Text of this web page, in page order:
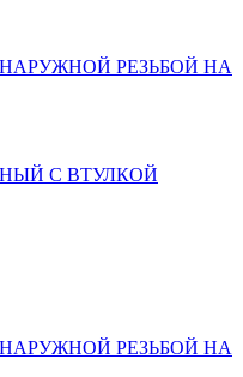
РЕЗЬБОЙ НА
С ВТУЛКОЙ
РЕЗЬБОЙ НА